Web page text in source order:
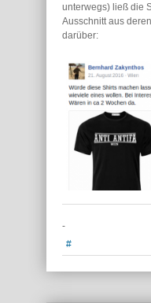
unterwegs) ließ die
Ausschnitt aus
darüber:
-
#